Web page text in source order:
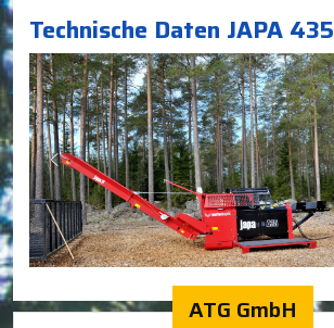
Technische Daten JAPA 435
ATG GmbH